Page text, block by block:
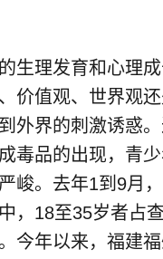
生理发育和心理
价值观、世界观
外界的刺激诱惑
毒品的出现，青
峻。 去年1到9月
，18至35岁者占
今年以来，福建